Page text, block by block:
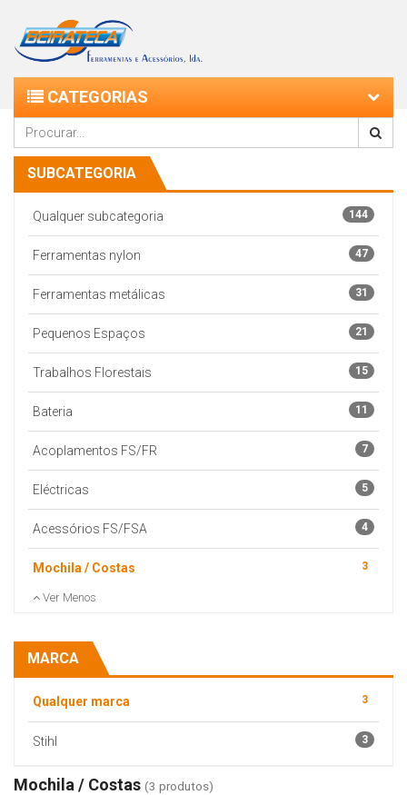
CATEGORIAS
SUBCATEGORIA
Qualquer subcategoria 144
Ferramentas nylon 47
Ferramentas metálicas 31
Pequenos Espaços 21
Trabalhos Florestais 15
Bateria 11
Acoplamentos FS/FR 7
Eléctricas 5
Acessórios FS/FSA 4
Mochila / Costas 3
Ver Menos
MARCA
Qualquer marca 3
Stihl 3
Mochila / Costas (3 produtos)